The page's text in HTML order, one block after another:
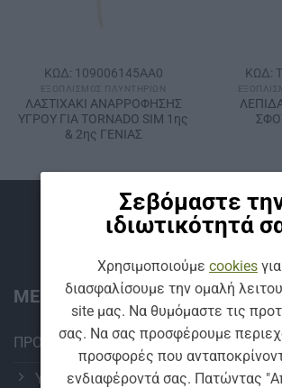
Σεβόμαστε
ιδιωτικότητά
Χρησιμοποιούμε cookies
διασφαλίσουμε την ομαλή
site μας. Να θυμόμαστε τις
σας. Να σας προσφέρουμε
προσφορές που
ενδιαφέροντά σας. Πατώντας
ΚΩΔ: 109006145AA0
ΕΞΟΠΛΙΣΜΌΣ ΠΛΥΝΤΗΡΊΩΝ
ΛΑΣΤΙΧΑΚΙ ΑΝΑΡΡΟΦΗΣΗΣ
ΥΓΡΟΥ ΓΙΑ ΤΟRΝΑDΟ SΙΜ 1ης
& 2ης ΓΕΝΙΑΣ
ΚΩΔ:
Βρείτε μας
ΜΕΝΟΥ:
ΠΡΟΪΟΝΤΑ
ΥΑΛΟΚΑΘΑΡΙΣΤΗΡΕΣ